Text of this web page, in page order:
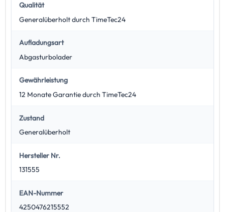
Qualität
Generalüberholt durch TimeTec24
Aufladungsart
Abgasturbolader
Gewährleistung
12 Monate Garantie durch TimeTec24
Zustand
Generalüberholt
Hersteller Nr.
131555
EAN-Nummer
4250476215552